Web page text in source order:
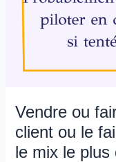
Vendre ou
client ou le
le mix le plus